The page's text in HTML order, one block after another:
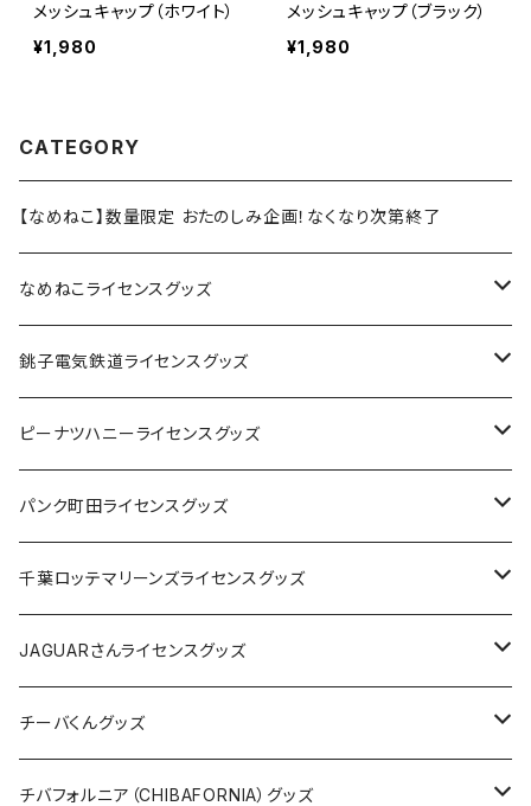
メッシュキャップ（ホワイト）
¥1,980
メッシュキャップ（ブラック）
¥1,980
CATEGORY
【なめねこ】数量限定 おたのしみ企画！なくなり次第終了
なめねこライセンスグッズ
Tシャツ
キャップ
ステッカー
缶バッジ
ホテルキーホルダー
銚子電気鉄道ライセンスグッズ
ステッカー
缶バッジ
アクリルキーホルダー
ホテルキーホルダー
クリアファイル
Tシャツ
ピーナツハニーライセンスグッズ
Tシャツ
キャップ
バッグ
ステッカー
缶バッジ
パンク町田ライセンスグッズ
Tシャツ
キャップ
バッグ
ステッカー
千葉ロッテマリーンズライセンスグッズ
ステッカー
ステッカー
ステッカー大
缶バッジ
缶バッジ32mm
エコバッグ
JAGUARさんライセンスグッズ
Tシャツ
ステッカー
チーバくんグッズ
Tシャツ
チバフォルニア（CHIBAFORNIA）グッズ